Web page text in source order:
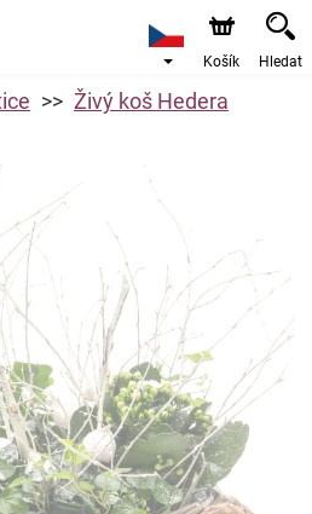
Košík Hledat
Živý koš Hedera